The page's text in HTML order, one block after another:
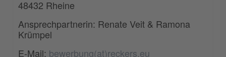
48432 Rheine
Ansprechpartnerin: Renate Veit & Ramona
Krümpel
E-Mail: bewerbung(at)reckers.eu